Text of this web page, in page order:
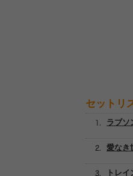
セットリ
愛なき
トレ
ラブソ